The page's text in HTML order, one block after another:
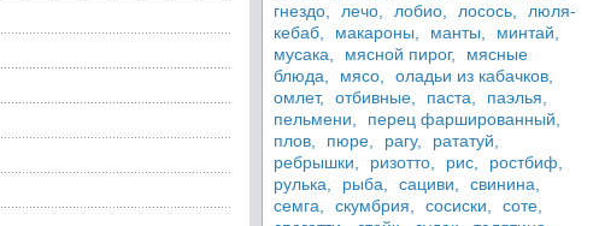
гнездо,
лечо, лобио, лосось,
люля-
кебаб,
макароны, манты,
минтай,
мусака,
мясной пирог,
мясные
блюда,
мясо,
оладьи из кабачков,
омлет,
отбивные, паста,
паэлья,
пельмени,
перец фаршированный,
плов,
пюре, рагу,
рататуй,
ребрышки,
ризотто, рис,
ростбиф,
рулька,
рыба, сациви,
свинина,
семга,
скумбрия, сосиски,
соте,